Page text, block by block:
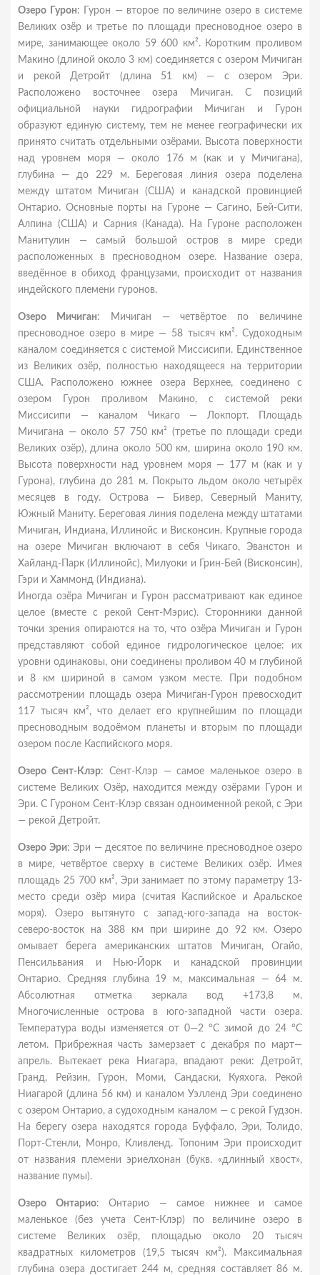
Озеро Гурон: Гурон — второе по величине озеро в системе
Великих озёр и третье по площади пресноводное озеро в
мире, занимающее около 59 600 км². Коротким проливом
Макино (длиной около 3 км) соединяется с озером Мичиган
и рекой Детройт (длина 51 км) — с озером Эри.
Расположено восточнее озера Мичиган. С позиций
официальной науки гидрографии Мичиган и Гурон
образуют единую систему, тем не менее географически их
принято считать отдельными озёрами. Высота поверхности
над уровнем моря — около 176 м (как и у Мичигана),
глубина — до 229 м. Береговая линия озера поделена
между штатом Мичиган (США) и канадской провинцией
Онтарио. Основные порты на Гуроне — Сагино, Бей-Сити,
Алпина (США) и Сарния (Канада). На Гуроне расположен
Манитулин — самый большой остров в мире среди
расположенных в пресноводном озере. Название озера,
введённое в обиход французами, происходит от названия
индейского племени гуронов.
Озеро Мичиган: Мичиган — четвёртое по величине
пресноводное озеро в мире — 58 тысяч км². Судоходным
каналом соединяется с системой Миссисипи. Единственное
из Великих озёр, полностью находящееся на территории
США. Расположено южнее озера Верхнее, соединено с
озером Гурон проливом Макино, с системой реки
Миссисипи — каналом Чикаго — Локпорт. Площадь
Мичигана — около 57 750 км² (третье по площади среди
Великих озёр), длина около 500 км, ширина около 190 км.
Высота поверхности над уровнем моря — 177 м (как и у
Гурона), глубина до 281 м. Покрыто льдом около четырёх
месяцев в году. Острова — Бивер, Северный Маниту,
Южный Маниту. Береговая линия поделена между штатами
Мичиган, Индиана, Иллинойс и Висконсин. Крупные города
на озере Мичиган включают в себя Чикаго, Эванстон и
Хайланд-Парк (Иллинойс), Милуоки и Грин-Бей (Висконсин),
Гэри и Хаммонд (Индиана).
Иногда озёра Мичиган и Гурон рассматривают как единое
целое (вместе с рекой Сент-Мэрис). Сторонники данной
точки зрения опираются на то, что озёра Мичиган и Гурон
представляют собой единое гидрологическое целое: их
уровни одинаковы, они соединены проливом 40 м глубиной
и 8 км шириной в самом узком месте. При подобном
рассмотрении площадь озера Мичиган-Гурон превосходит
117 тысяч км², что делает его крупнейшим по площади
пресноводным водоёмом планеты и вторым по площади
озером после Каспийского моря.
Озеро Сент-Клэр: Сент-Клэр — самое маленькое озеро в
системе Великих Озёр, находится между озёрами Гурон и
Эри. С Гуроном Сент-Клэр связан одноименной рекой, с Эри
— рекой Детройт.
Озеро Эри: Эри — десятое по величине пресноводное озеро
в мире, четвёртое сверху в системе Великих озёр. Имея
площадь 25 700 км², Эри занимает по этому параметру 13-
место среди озёр мира (считая Каспийское и Аральское
моря). Озеро вытянуто с запад-юго-запада на восток-
северо-восток на 388 км при ширине до 92 км. Озеро
омывает берега американских штатов Мичиган, Огайо,
Пенсильвания и Нью-Йорк и канадской провинции
Онтарио. Средняя глубина 19 м, максимальная — 64 м.
Абсолютная отметка зеркала вод +173,8 м.
Многочисленные острова в юго-западной части озера.
Температура воды изменяется от 0—2 °C зимой до 24 °C
летом. Прибрежная часть замерзает с декабря по март—
апрель. Вытекает река Ниагара, впадают реки: Детройт,
Гранд, Рейзин, Гурон, Моми, Сандаски, Куяхога. Рекой
Ниагарой (длина 56 км) и каналом Уэлленд Эри соединено
с озером Онтарио, а судоходным каналом — с рекой Гудзон.
На берегу озера находятся города Буффало, Эри, Толидо,
Порт-Стенли, Монро, Кливленд. Топоним Эри происходит
от названия племени эриелхонан (букв. «длинный хвост»,
название пумы).
Озеро Онтарио: Онтарио — самое нижнее и самое
маленькое (без учета Сент-Клэр) по величине озеро в
системе Великих озёр, площадью около 20 тысяч
квадратных километров (19,5 тысяч км²). Максимальная
глубина озера достигает 244 м, средняя составляет 86 м.